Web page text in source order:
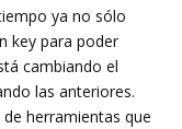
ya no sólo
key para poder
cambiando el
las anteriores.
herramientas que